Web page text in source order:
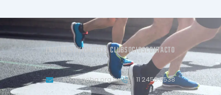
INICIOACTIVIDADES EL CLUBSOCIOSCONTACTO
info@geba.org.ar 11 2458.3538